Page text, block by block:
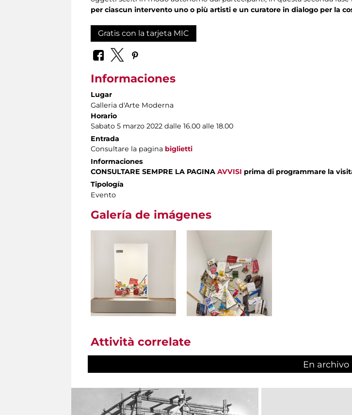
per ciascun intervento uno o più artisti e un curatore in dialogo per la
Gratis con la tarjeta MIC
Informaciones
Lugar
Galleria d'Arte Moderna
Horario
Sabato 5 marzo 2022 dalle 16.00 alle 18.00
Entrada
Consultare la pagina biglietti
Informaciones
CONSULTARE SEMPRE LA PAGINA AVVISI prima di programmare la
Tipología
Evento
Galería de imágenes
Attività correlate
En archivo